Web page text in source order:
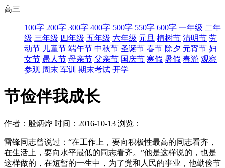
高三
100字 200字 300字 400字 500字 550字 600字 一年级 二年
级 三年级 四年级 五年级 六年级 元旦 植树节 清明节 劳
动节 儿童节 端午节 中秋节 圣诞节 春节 除夕 元宵节 妇
女节 愚人节 母亲节 父亲节 国庆节 寒假 暑假 春游 观察
参观 周末 军训 期末考试 开学
节俭伴我成长
作者：殷炳烨 时间：2016-10-13 浏览：
雷锋同志曾说过：“在工作上，要向积极性最高的同志看齐，
在生活上，要向水平最低的同志看齐。”他是这样说的，也是
这样做的，在短暂的一生中，为了党和人民的事业，他勤俭节